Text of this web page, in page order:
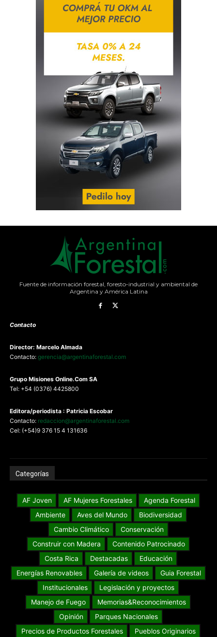
Fuente de información forestal, foresto-industrial y ambiental de
Argentina y América Latina
Contacto
Director: Marcelo Almada
Contacto: gerencia@argentinaforestal.com
Grupo Misiones Online.Com SA
Tel: +54 (0376) 4425800
Editora/periodista : Patricia Escobar
Contacto: redaccion@argentinaforestal.com
Cel: (+54)9 376 15 4 131636
Categorías
AF Joven AF Mujeres Forestales
Agenda Forestal
Ambiente
Aves del Mundo
Biodiversidad
Cambio Climático
Conservación
Construir con Madera
Contenido Patrocinado
Costa Rica
Destacadas
Educación
Energías Renovables
Galería de videos
Guia Forestal
Institucionales
Legislación y proyectos
Manejo de Fuego
Memorias&Reconocimientos
Opinión
Parques Nacionales
Precios de Productos Forestales
Pueblos Originarios